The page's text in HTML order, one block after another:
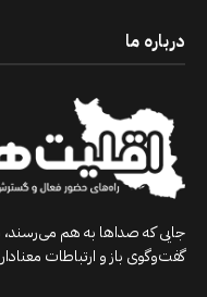
درباره ما
جایی که صداها به هم
گفت‌وگوی باز و ارتباطات